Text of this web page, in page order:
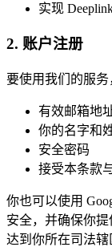
实现
2. 账户注册
要使用我们的服务
有效邮箱地
你的名字和
安全密码
接受本条款
你也可以使用
安全，并确保你
达到你所在司法